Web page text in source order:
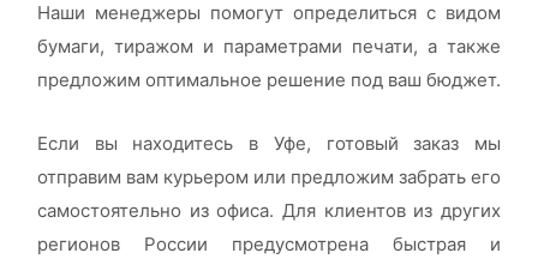
Наши менеджеры помогут определиться с видом
бумаги, тиражом и параметрами печати, а также
предложим оптимальное решение под ваш бюджет.
Если вы находитесь в Уфе, готовый заказ мы
отправим вам курьером или предложим забрать его
самостоятельно из офиса. Для клиентов из других
регионов России предусмотрена быстрая и